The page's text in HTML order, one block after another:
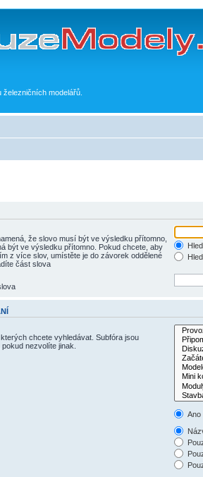
modelářů.
že slovo musí být ve výsledku přítomno,
být ve výsledku přítomno. Pokud chcete, aby
z více slov, umístěte je do závorek oddělené
část slova
chcete vyhledávat. Subfóra jsou
nezvolíte jinak.
Ano